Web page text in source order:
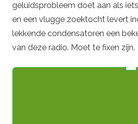
geluidsprobleem doet aan als
en een vlugge zoektocht levert
lekkende condensatoren een
van deze radio. Moet te fixen zijn.